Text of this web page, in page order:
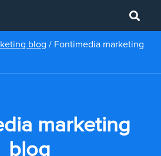
blog / Fontimedia marketing
marketing
blog